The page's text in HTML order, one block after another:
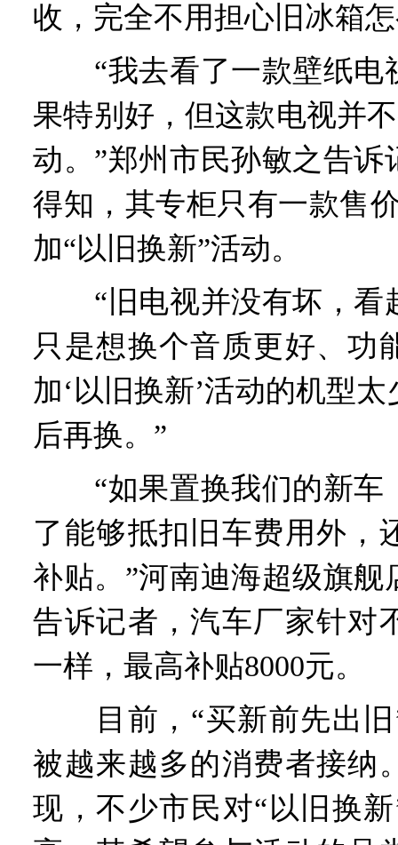
收，完全不用担心旧冰箱
“我去看了一款壁纸电
果特别好，但这款电视并
动。”郑州市民孙敏之告诉
得知，其专柜只有一款售
加“以旧换新”活动。
“旧电视并没有坏，看
只是想换个音质更好、功
加‘以旧换新’活动的机型
后再换。”
“如果置换我们的新车
了能够抵扣旧车费用外，
补贴。”河南迪海超级旗舰
告诉记者，汽车厂家针对
一样，最高补贴8000元。
目前，“买新前先出旧
被越来越多的消费者接纳
现，不少市民对“以旧换